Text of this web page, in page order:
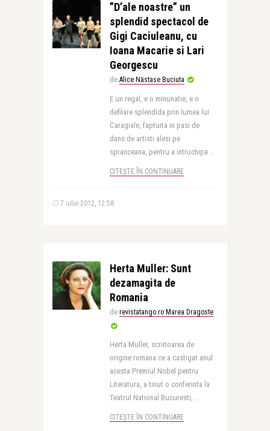
”D’ale noastre” un
splendid spectacol de
Gigi Caciuleanu, cu
Ioana Macarie si Lari
Georgescu
de Alice Năstase Buciuta
E un regal, e o minunatie, e o
defilare splendida prin lumea lui
Caragiale, faptuita in pasi de
dans de artisti alesi pe
spranceana, pentru a intruchipa ..
CITEȘTE ÎN CONTINUARE
7 iulie 2012, 12:58
Herta Muller: Sunt
dezamagita de
Romania
de revistatango.ro Marea Dragoste
Herta Muller, scriitoarea de
origine romana ce a castigat anul
acesta Premiul Nobel pentru
Literatura, a tinut o conferinta la
Teatrul National Bucuresti, ..
CITEȘTE ÎN CONTINUARE